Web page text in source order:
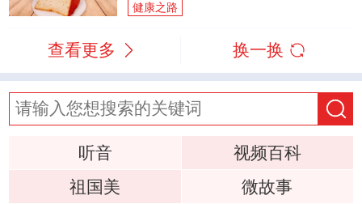
健康之路
查看更多 换一换
听音
视频百科
祖国美
微故事